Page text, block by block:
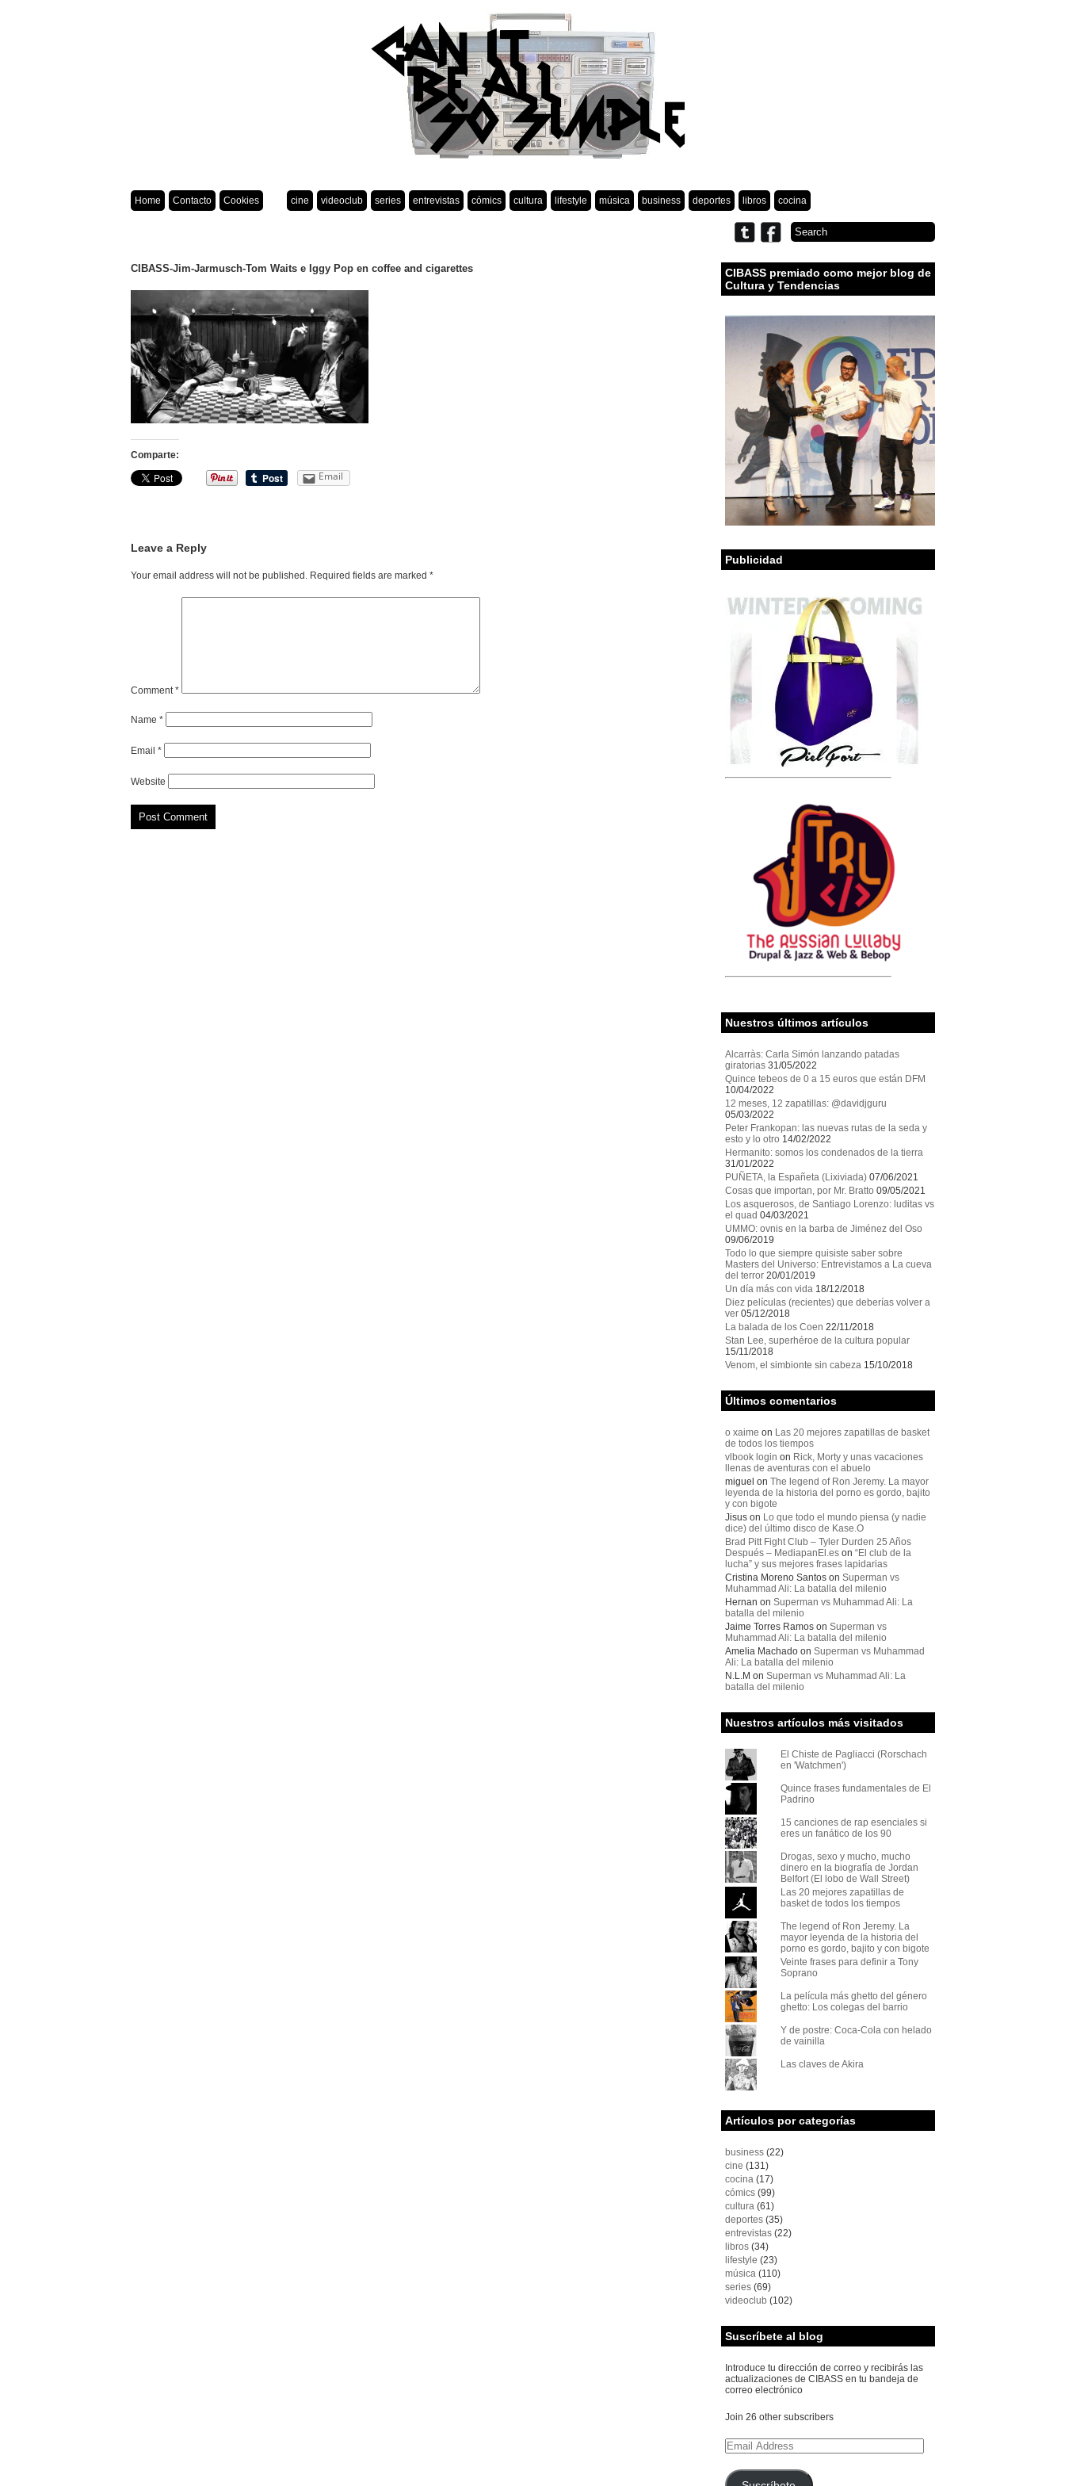
Home Contacto Cookies cine videoclub series entrevistas cómics cultura lifestyle música business deportes libros cocina
CIBASS-Jim-Jarmusch-Tom Waits e Iggy Pop en coffee and cigarettes
Comparte:
Email
Leave a Reply
Your email address will not be published. Required fields are marked *
Comment*
Name *
Email *
Website
CIBASS premiado como mejor blog de
Cultura y Tendencias
Publicidad
Nuestros últimos artículos
Alcarràs: Carla Simón lanzando patadas
giratorias 31/05/2022
Quince tebeos de 0 a 15 euros que están DFM
10/04/2022
12 meses, 12 zapatillas: @davidjguru
05/03/2022
Peter Frankopan: las nuevas rutas de la seda y
esto y lo otro 14/02/2022
Hermanito: somos los condenados de la tierra
31/01/2022
PUÑETA, la Españeta (Lixiviada) 07/06/2021
Cosas que importan, por Mr. Bratto 09/05/2021
Los asquerosos, de Santiago Lorenzo: luditas vs
el quad 04/03/2021
UMMO: ovnis en la barba de Jiménez del Oso
09/06/2019
Todo lo que siempre quisiste saber sobre
Masters del Universo: Entrevistamos a La cueva
del terror 20/01/2019
Un día más con vida 18/12/2018
Diez películas (recientes) que deberías volver a
ver 05/12/2018
La balada de los Coen 22/11/2018
Stan Lee, superhéroe de la cultura popular
15/11/2018
Venom, el simbionte sin cabeza 15/10/2018
Últimos comentarios
o xaime on Las 20 mejores zapatillas de basket
de todos los tiempos
vlbook login on Rick, Morty y unas vacaciones
llenas de aventuras con el abuelo
miguel on The legend of Ron Jeremy. La mayor
leyenda de la historia del porno es gordo, bajito
y con bigote
Jisuson Lo que todo el mundo piensa (y nadie
dice) del último disco de Kase.O
Brad Pitt Fight Club – Tyler Durden 25 Años
Después – MediapanEl.eson “El club de la
lucha” y sus mejores frases lapidarias
Cristina Moreno Santoson Superman vs
Muhammad Ali: La batalla del milenio
Hernan on Superman vs Muhammad Ali: La
batalla del milenio
Jaime Torres Ramoson Superman vs
Muhammad Ali: La batalla del milenio
Amelia Machadoon Superman vs Muhammad
Ali: La batalla del milenio
N.L.M on Superman vs Muhammad Ali: La
batalla del milenio
Nuestros artículos más visitados
El Chiste de Pagliacci (Rorschach
en 'Watchmen')
Quince frases fundamentales de El
Padrino
15 canciones de rap esenciales si
eres un fanático de los 90
Drogas, sexo y mucho, mucho
dinero en la biografía de Jordan
Belfort (El lobo de Wall Street)
Las 20 mejores zapatillas de
basket de todos los tiempos
The legend of Ron Jeremy. La
mayor leyenda de la historia del
porno es gordo, bajito y con bigote
Veinte frases para definir a Tony
Soprano
La película más ghetto del género
ghetto: Los colegas del barrio
Y de postre: Coca-Cola con helado
de vainilla
Las claves de Akira
Artículos por categorías
business(22)
cine (131)
cocina(17)
cómics(99)
cultura(61)
deportes(35)
entrevistas(22)
libros(34)
lifestyle (23)
música(110)
series(69)
videoclub (102)
Suscríbete al blog
Introduce tu dirección de correo y recibirás las
actualizaciones de CIBASS en tu bandeja de
correo electrónico
Join 26 other subscribers
Email
Address